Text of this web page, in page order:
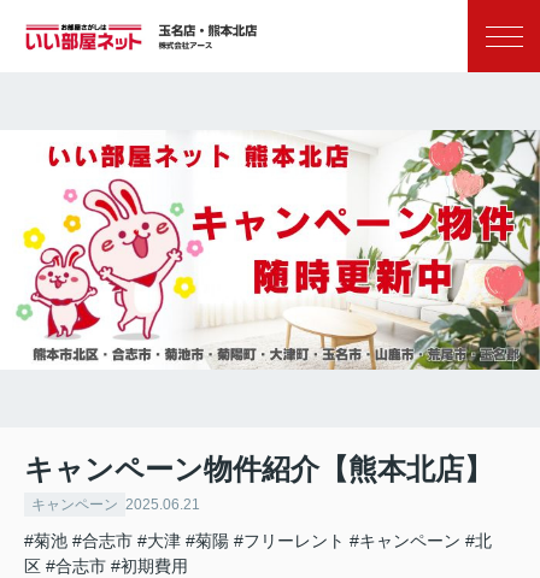
キャンペーン物件紹介【熊本北店】
キャンペーン 2025.06.21
#菊池 #合志市 #大津 #菊陽 #フリーレント #キャンペーン #北
区 #合志市 #初期費用